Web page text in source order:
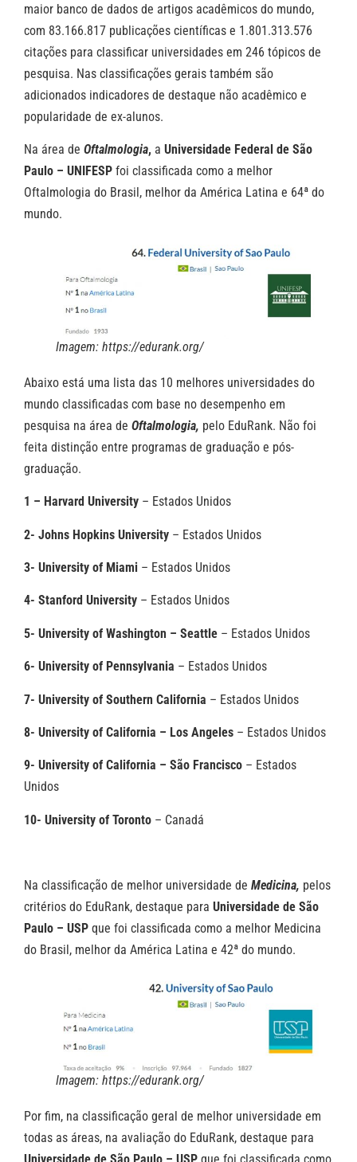
maior banco de dados de artigos acadêmicos do mundo,
com 83.166.817 publicações científicas e 1.801.313.576
citações para classificar universidades em 246 tópicos de
pesquisa. Nas classificações gerais também são
adicionados indicadores de destaque não acadêmico e
popularidade de ex-alunos.
Na área de Oftalmologia, a Universidade Federal de São
Paulo – UNIFESP foi classificada como a melhor
Oftalmologia do Brasil, melhor da América Latina e 64ª do
mundo.
Imagem: https://edurank.org/
Abaixo está uma lista das 10 melhores universidades do
mundo classificadas com base no desempenho em
pesquisa na área de Oftalmologia, pelo EduRank. Não foi
feita distinção entre programas de graduação e pós-
graduação.
1 – Harvard University – Estados Unidos
2- Johns Hopkins University – Estados Unidos
3- University of Miami – Estados Unidos
4- Stanford University – Estados Unidos
5- University of Washington – Seattle – Estados Unidos
6- University of Pennsylvania – Estados Unidos
7- University of Southern California – Estados Unidos
8- University of California – Los Angeles – Estados Unidos
9- University of California – São Francisco – Estados
Unidos
10- University of Toronto – Canadá
Na classificação de melhor universidade de Medicina, pelos
critérios do EduRank, destaque para Universidade de São
Paulo – USP que foi classificada como a melhor Medicina
do Brasil, melhor da América Latina e 42ª do mundo.
Imagem: https://edurank.org/
Por fim, na classificação geral de melhor universidade em
todas as áreas, na avaliação do EduRank, destaque para